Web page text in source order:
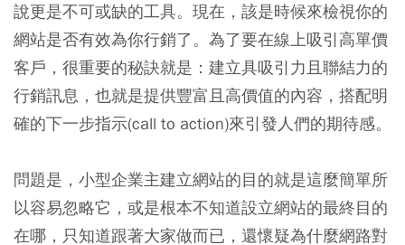
說更是不可或缺的工具。 現在，該是時候來檢視你的
網站是否有效為你行銷了。為了要在線上吸引高單價
客戶，很重要的秘訣就是：建立具吸引力且聯結力的
行銷訊息，也就是提供豐富且高價值的內容，搭配明
確的下一步指示(call to action)來引發人們的期待感。
問題是，小型企業主建立網站的目的就是這麼簡單所
以容易忽略它，或是根本不知道設立網站的最終目的
在哪，只知道跟著大家做而已，還懷疑為什麼網路對